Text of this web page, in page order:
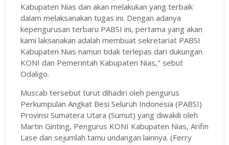
Kabupaten Nias dan akan melakukan yang terbaik
dalam melaksanakan tugas ini. Dengan adanya
kepengurusan terbaru PABSI ini, pertama yang akan
kami laksanakan adalah membuat sekretariat PABSI
Kabupaten Nias namun tidak terlepas dari dukungan
KONI dan Pemerintah Kabupaten Nias," sebut
Odaligo.
Muscab tersebut turut dihadiri oleh pengurus
Perkumpulan Angkat Besi Seluruh Indonesia (PABSI)
Provinsi Sumatera Utara (Sumut) yang diwakili oleh
Martin Ginting, Pengurus KONI Kabupaten Nias, Arifin
Lase dan sejumlah tamu undangan lainnya. (Ferry